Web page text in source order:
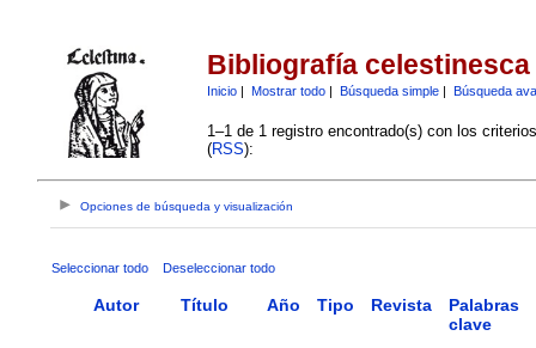
Bibliografía celestinesca
Inicio| Mostrar todo| Búsqueda simple| Búsqueda
1–1 de 1 registro encontrado(s) con los
(RSS):
Opciones de búsqueda y visualización
Seleccionar todo Deseleccionar todo
Autor Título Año Tipo Revista
Palabras
clave